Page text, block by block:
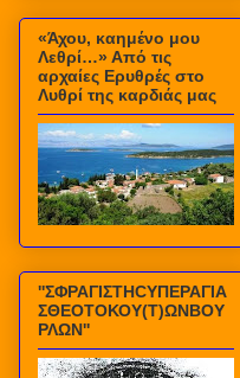
«Άχου, καημένο μου
Λεθρί…» Από τις
αρχαίες Ερυθρές στο
Λυθρί της καρδιάς μας
''ΣΦΡΑΓΙΣΤΗCΥΠΕΡΑΓΙΑ
ΣΘΕΟΤΟΚΟΥ(Τ)ΩΝΒΟΥ
ΡΛΩΝ''